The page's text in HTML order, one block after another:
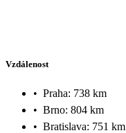
Vzdálenost
• Praha: 738 km
• Brno: 804 km
• Bratislava: 751 km